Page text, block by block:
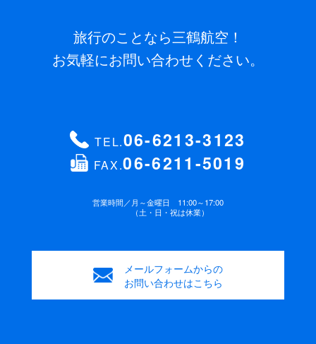
旅行のことなら三鶴航空！
お気軽にお問い合わせください。
TEL.06-6213-3123
FAX.06-6211-5019
営業時間／月～金曜日 11:00～17:00
（土・日・祝は休業）
メールフォームからの
お問い合わせはこちら